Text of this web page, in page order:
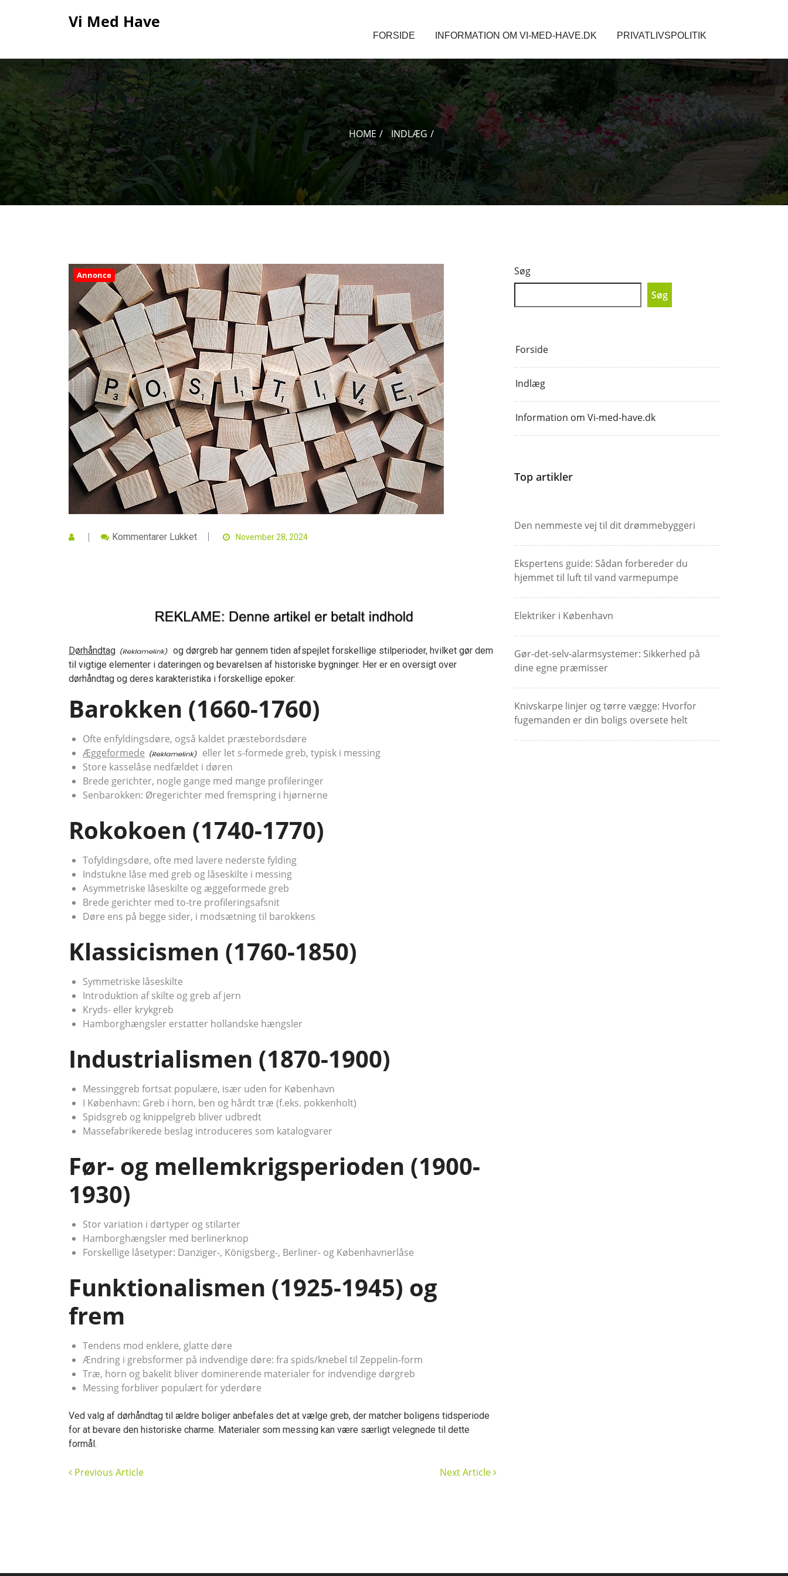
Vi Med Have
FORSIDE INFORMATION OM VI-MED-HAVE.DK PRIVATLIVSPOLITIK
HOME INDLÆG
Annonce
Kommentarer LukketTil November 28, 2024
Dørhåndtag
og dørgreb har gennem tiden afspejlet forskellige stilperioder, hvilket gør dem
til vigtige elementer i dateringen og bevarelsen af historiske bygninger. Her er en oversigt over
dørhåndtag og deres karakteristika i forskellige epoker:
Barokken (1660-1760)
Ofte enfyldingsdøre, også kaldet præstebordsdøre
Æggeformede
eller let s-formede greb, typisk i messing
Store kasselåse nedfældet i døren
Brede gerichter, nogle gange med mange profileringer
Senbarokken: Øregerichter med fremspring i hjørnerne
Rokokoen (1740-1770)
Tofyldingsdøre, ofte med lavere nederste fylding
Indstukne låse med greb og låseskilte i messing
Asymmetriske låseskilte og æggeformede greb
Brede gerichter med to-tre profileringsafsnit
Døre ens på begge sider, i modsætning til barokkens
Klassicismen (1760-1850)
Symmetriske låseskilte
Introduktion af skilte og greb af jern
Kryds- eller krykgreb
Hamborghængsler erstatter hollandske hængsler
Industrialismen (1870-1900)
Messinggreb fortsat populære, især uden for København
I København: Greb i horn, ben og hårdt træ (f.eks. pokkenholt)
Spidsgreb og knippelgreb bliver udbredt
Massefabrikerede beslag introduceres som katalogvarer
Før- og mellemkrigsperioden (1900-
1930)
Stor variation i dørtyper og stilarter
Hamborghængsler med berlinerknop
Forskellige låsetyper: Danziger-, Königsberg-, Berliner- og Københavnerlåse
Funktionalismen (1925-1945) og
frem
Tendens mod enklere, glatte døre
Ændring i grebsformer på indvendige døre: fra spids/knebel til Zeppelin-form
Træ, horn og bakelit bliver dominerende materialer for indvendige dørgreb
Messing forbliver populært for yderdøre
Ved valg af dørhåndtag til ældre boliger anbefales det at vælge greb, der matcher boligens tidsperiode
for at bevare den historiske charme. Materialer som messing kan være særligt velegnede til dette
formål.
Previous Article Next Article
Søg
Søg
Forside
Indlæg
Information om Vi-med-have.dk
Top artikler
Den nemmeste vej til dit drømmebyggeri
Ekspertens guide: Sådan forbereder du
hjemmet til luft til vand varmepumpe
Elektriker i København
Gør-det-selv-alarmsystemer: Sikkerhed på
dine egne præmisser
Knivskarpe linjer og tørre vægge: Hvorfor
fugemanden er din boligs oversete helt